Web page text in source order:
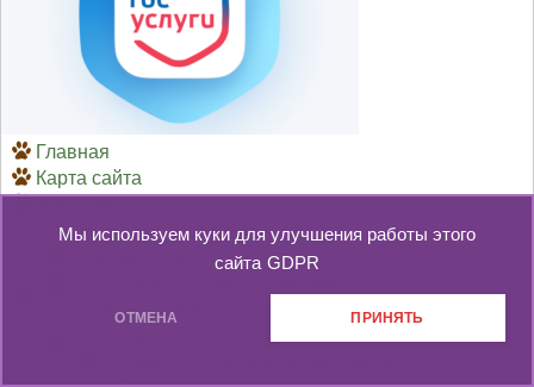
Мы используем куки для улучшения работы этого
сайта GDPR
ОТМЕНА ПРИНЯТЬ
Главная
Карта сайта
Сведения об образовательной организации
Основные сведения
образовательной организацией